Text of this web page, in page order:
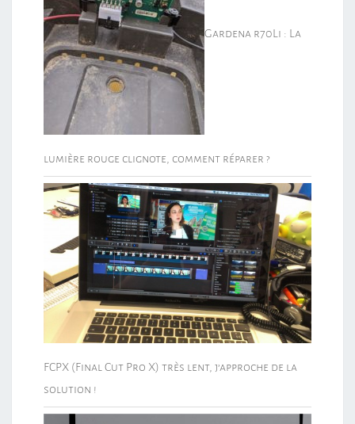
Gardena r70Li : La
lumière rouge clignote, comment réparer ?
FCPX (Final Cut Pro X) très lent, j’approche de la
solution !